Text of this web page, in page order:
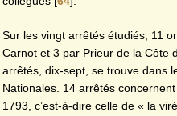
Sur les vingt arrêtés étudiés, 11
Carnot et 3 par Prieur de la Côte
arrêtés, dix-sept, se trouve dans
Nationales. 14 arrêtés
1793, c’est-à-dire celle de « la